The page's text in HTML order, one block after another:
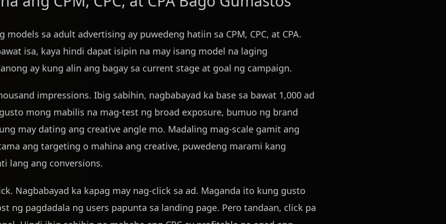
models sa adult advertising ay puwedeng hatiin sa CPM, CPC, at CPA.
isa, kaya hindi dapat isipin na may isang model na laging
ay kung alin ang bagay sa current stage at goal ng campaign.
impressions. Ibig sabihin, nagbabayad ka base sa bawat 1,000 ad
mong mabilis na mag-test ng broad exposure, bumuo ng brand
may dating ang creative angle mo. Madaling mag-scale gamit ang
ang targeting o mahina ang creative, puwedeng marami kang
lang ang conversions.
Nagbabayad ka kapag may nag-click sa ad. Maganda ito kung gusto
ng pagdadala ng users papunta sa landing page. Pero tandaan, click pa